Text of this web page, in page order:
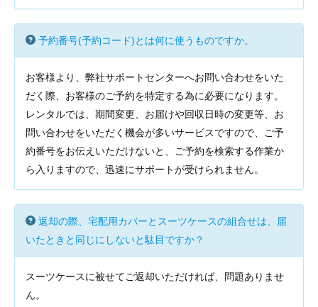
予約番号(予約コード)とは何に使うものですか。
お客様より、弊社サポートセンターへお問い合わせをいた
だく際、お客様のご予約を特定する為に必要になります。
レンタルでは、期間変更、お届けや回収日時の変更等、お
問い合わせをいただく機会が多いサービスですので、ご予
約番号をお伝えいただけないと、ご予約を検索する作業か
ら入りますので、迅速にサポートが受けられません。
返却の際、宅配用カバーとスーツケースの組合せは、届
いたときと同じにしないと駄目ですか？
スーツケースに被せてご返却いただければ、問題ありませ
ん。